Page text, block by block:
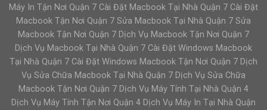
Máy In Tận Nơi Quận 7 Cài Đặt Macbook Tại Nhà Quận 7 Cài Đặt
Macbook Tận Nơi Quận 7 Sửa Macbook Tại Nhà Quận 7 Sửa
Macbook Tận Nơi Quận 7 Dịch Vụ Macbook Tận Nơi Quận 7
Dịch Vụ Macbook Tại Nhà Quận 7 Cài Đặt Windows Macbook
Tại Nhà Quận 7 Cài Đặt Windows Macbook Tận Nơi Quận 7 Dịch
Vụ Sửa Chữa Macbook Tại Nhà Quận 7 Dịch Vụ Sửa Chữa
Macbook Tận Nơi Quận 7 Dịch Vụ Máy Tính Tại Nhà Quận 4
Dịch Vụ Máy Tính Tận Nơi Quận 4 Dịch Vụ Máy In Tại Nhà Quận